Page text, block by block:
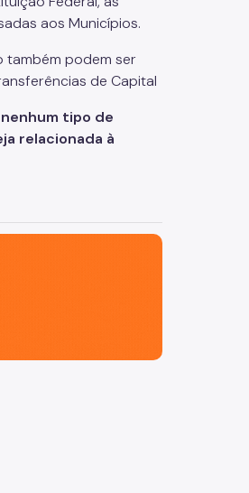
aos Municípios.
também podem ser
de Capital
tipo de
relacionada à